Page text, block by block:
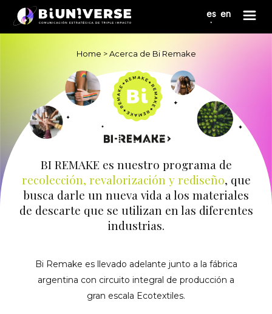
Nota:
este
sitio
accesibilidad.
es en
Home >Acerca de Bi Remake
BI REMAKE es nuestro programa de
recolección, revalorización y rediseño, que
busca darle un nueva vida a los materiales
de descarte que se utilizan en las diferentes
industrias.
Bi Remake es llevado adelante junto a la fábrica
argentina con circuito integral de producción a
gran escala Ecotextiles.